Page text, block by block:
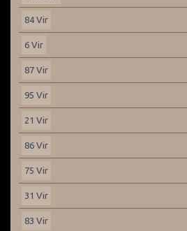
84 Vir
6 Vir
87 Vir
95 Vir
21 Vir
86 Vir
75 Vir
31 Vir
83 Vir